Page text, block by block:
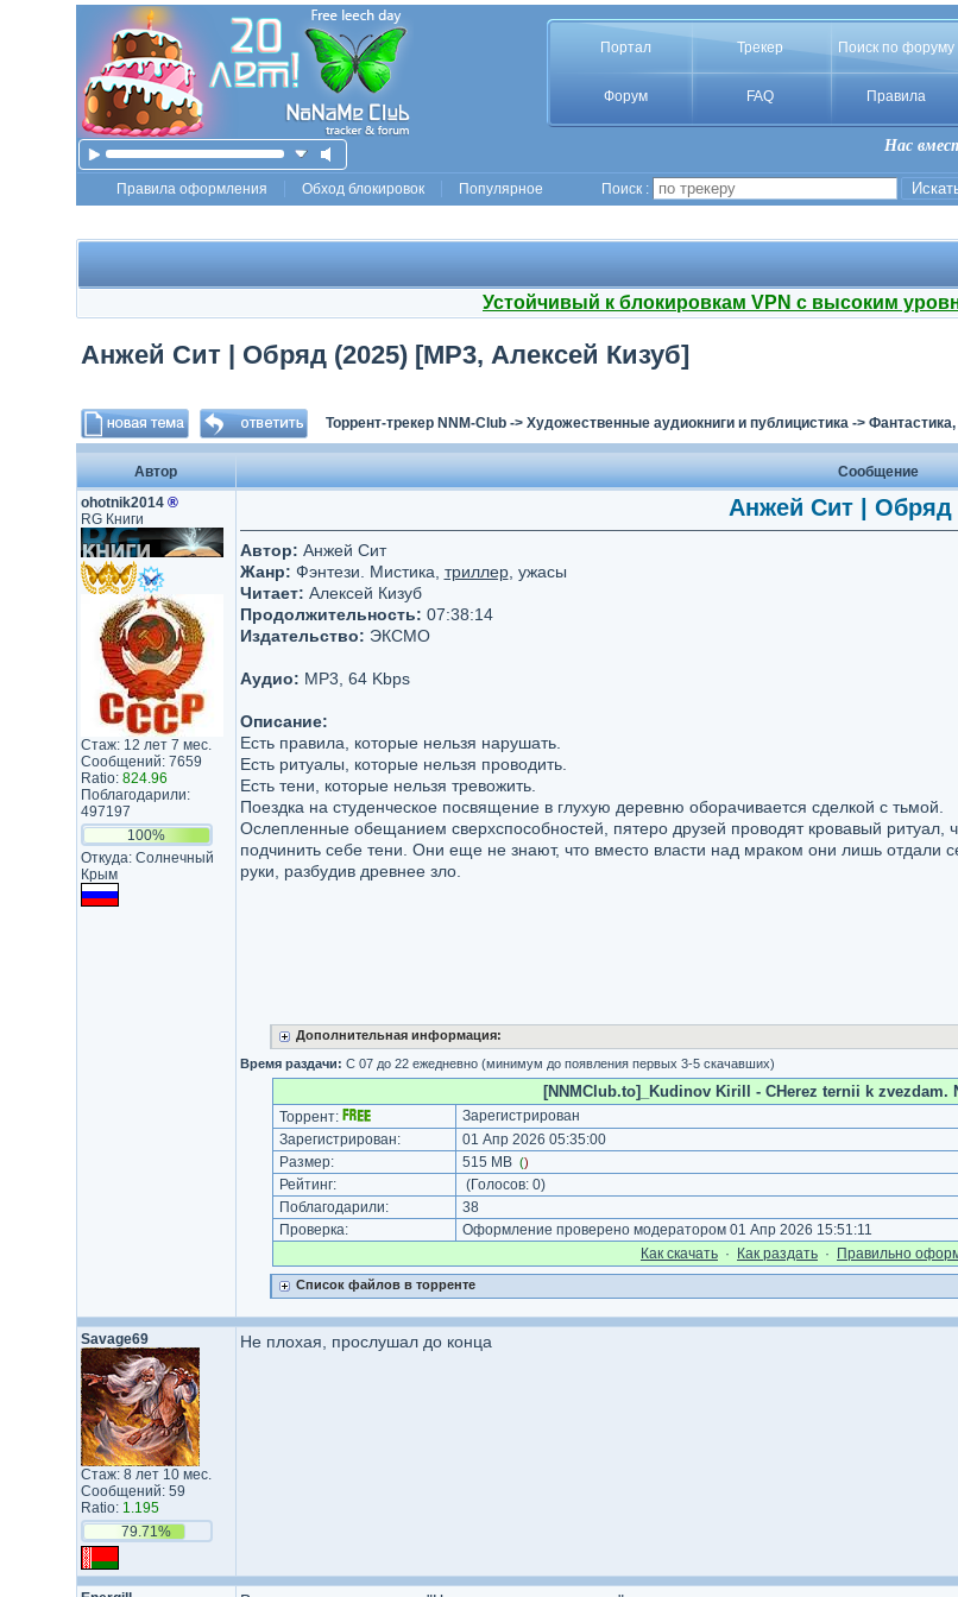
Портал Трекер Поиск по форуму
Форум FAQ Правила
Нас
Правила оформления Обход блокировок Популярное Поиск :
Устойчивый к блокировкам VPN с высоким
Анжей Сит | Обряд (2025) [MP3, Алексей Кизуб]
Торрент-трекер NNM-Club-> Художественные аудиокниги и публицистика->
Автор
Сообщение
ohotnik2014 ®
RG Книги
Стаж: 12 лет 7 мес.
Сообщений: 7659
Ratio: 824.96
Поблагодарили:
497197
100%
Откуда: Солнечный
Крым
Анжей Сит | Обряд
Автор: Анжей Сит
Жанр: Фэнтези. Мистика, триллер, ужасы
Читает: Алексей Кизуб
Продолжительность: 07:38:14
Издательство: ЭКСМО
Аудио: MP3, 64 Kbps
Описание:
Есть правила, которые нельзя нарушать.
Есть ритуалы, которые нельзя проводить.
Есть тени, которые нельзя тревожить.
Поездка на студенческое посвящение в глухую деревню оборачивается сделкой с тьмой.
Ослепленные обещанием сверхспособностей, пятеро друзей проводят кровавый ритуал,
подчинить себе тени. Они еще не знают, что вместо власти над мраком они лишь отдали
руки, разбудив древнее зло.
Дополнительная информация:
Время раздачи: С 07 до 22 ежедневно (минимум до появления первых 3-5 скачавших)
[NNMClub.to]_Kudinov Kirill - CHerez ternii k zvezdam.
Торрент:
Зарегистрирован
Зарегистрирован:
01 Апр 2026 05:35:00
Размер:
515 MB ()
Рейтинг: (Голосов: 0)
Поблагодарили:
38
Проверка:
Оформление проверено модератором 01 Апр 2026 15:51:11
Как cкачать · Как раздать · Правильно
Список файлов в торренте
Savage69
Стаж: 8 лет 10 мес.
Сообщений: 59
Ratio: 1.195
79.71%
Не плохая, прослушал до конца